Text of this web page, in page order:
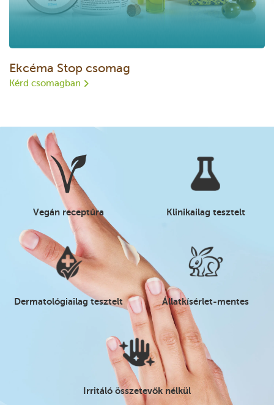
Ekcéma Stop csomag
Kérd csomagban
Vegán receptúra Klinikailag tesztelt
Dermatológiailag tesztelt Állatkísérlet-mentes
Irritáló összetevők nélkül